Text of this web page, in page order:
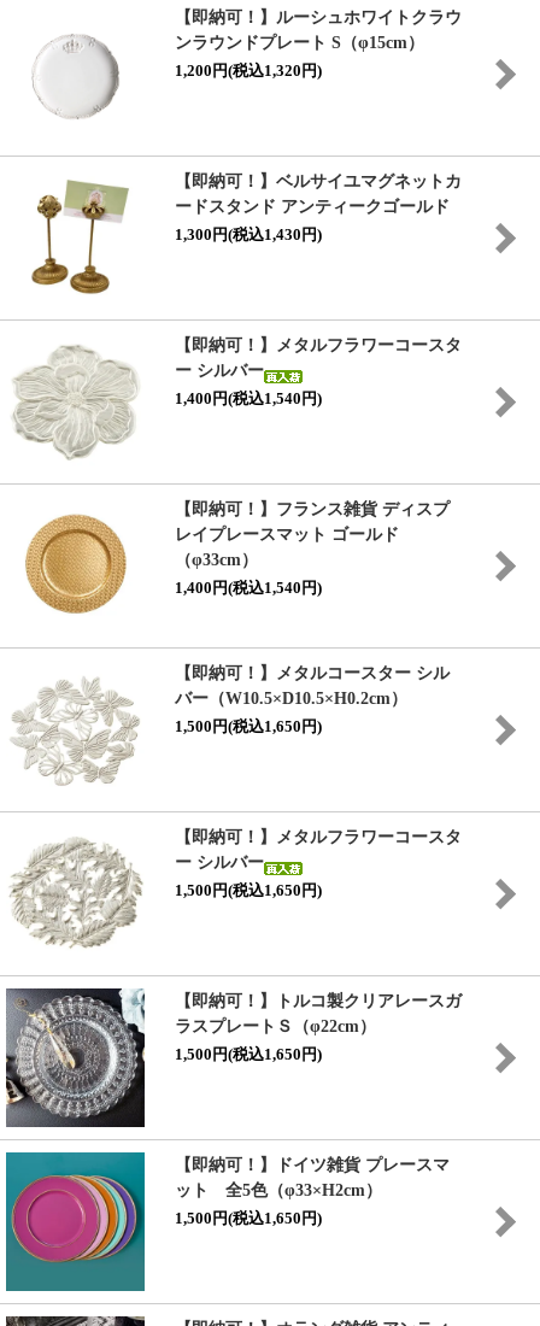
【即納可！】ルーシュホワイトクラウ
ンラウンドプレート S（φ15cm）
1,200円(税込1,320円)
【即納可！】ベルサイユマグネットカ
ードスタンド アンティークゴールド
1,300円(税込1,430円)
【即納可！】メタルフラワーコースタ
ー シルバー
1,400円(税込1,540円)
【即納可！】フランス雑貨 ディスプ
レイプレースマット ゴールド
（φ33cm）
1,400円(税込1,540円)
【即納可！】メタルコースター シル
バー（W10.5×D10.5×H0.2cm）
1,500円(税込1,650円)
【即納可！】メタルフラワーコースタ
ー シルバー
1,500円(税込1,650円)
【即納可！】トルコ製クリアレースガ
ラスプレートＳ（φ22cm）
1,500円(税込1,650円)
【即納可！】ドイツ雑貨 プレースマ
ット 全5色（φ33×H2cm）
1,500円(税込1,650円)